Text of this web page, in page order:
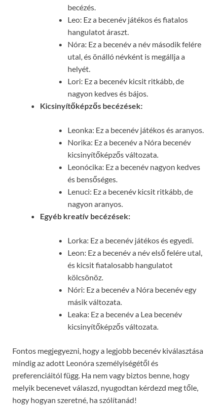
becézés.
Leo: Ez a becenév játékos és fiatalos
hangulatot áraszt.
Nóra: Ez a becenév a név második felére
utal, és önálló névként is megállja a
helyét.
Lori: Ez a becenév kicsit ritkább, de
nagyon kedves és bájos.
Kicsinyítőképzős becézések:
Leonka: Ez a becenév játékos és aranyos.
Norika: Ez a becenév a Nóra becenév
kicsinyítőképzős változata.
Leonócika: Ez a becenév nagyon kedves
és bensőséges.
Lenuci: Ez a becenév kicsit ritkább, de
nagyon aranyos.
Egyéb kreatív becézések:
Lorka: Ez a becenév játékos és egyedi.
Leon: Ez a becenév a név első felére utal,
és kicsit fiatalosabb hangulatot
kölcsönöz.
Nóri: Ez a becenév a Nóra becenév egy
másik változata.
Leaka: Ez a becenév a Lea becenév
kicsinyítőképzős változata.
Fontos megjegyezni, hogy a legjobb becenév kiválasztása
mindig az adott Leonóra személyiségétől és
preferenciáitól függ. Ha nem vagy biztos benne, hogy
melyik becenevet válaszd, nyugodtan kérdezd meg tőle,
hogy hogyan szeretné, ha szólítanád!